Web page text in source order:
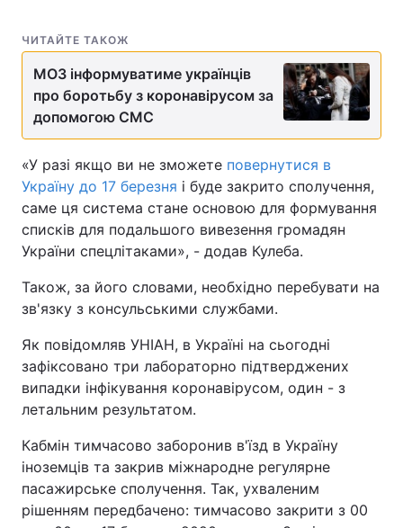
ЧИТАЙТЕ ТАКОЖ
МОЗ інформуватиме українців
про боротьбу з коронавірусом за
допомогою СМС
«У разі якщо ви не зможете повернутися в
Україну до 17 березня і буде закрито сполучення,
саме ця система стане основою для формування
списків для подальшого вивезення громадян
України спецлітаками», - додав Кулеба.
Також, за його словами, необхідно перебувати на
зв'язку з консульськими службами.
Як повідомляв УНІАН, в Україні на сьогодні
зафіксовано три лабораторно підтверджених
випадки інфікування коронавірусом, один - з
летальним результатом.
Кабмін тимчасово заборонив в'їзд в Україну
іноземців та закрив міжнародне регулярне
пасажирське сполучення. Так, ухваленим
рішенням передбачено: тимчасово закрити з 00